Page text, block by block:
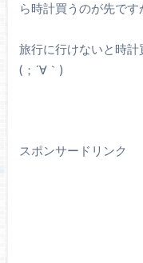
ら時計買うのが先で
旅行に行けないと時
(；´∀｀)
スポンサードリンク